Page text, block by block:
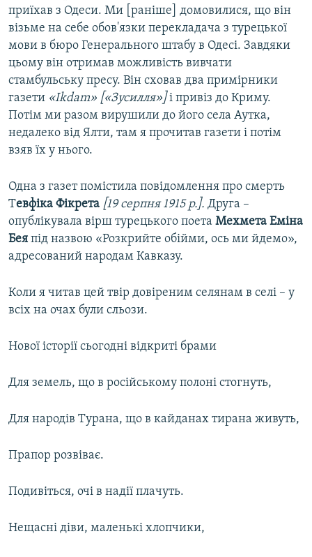
приїхав з Одеси. Ми [раніше] домовилися, що він
візьме на себе обов'язки перекладача з турецької
мови в бюро Генерального штабу в Одесі. Завдяки
цьому він отримав можливість вивчати
стамбульську пресу. Він сховав два примірники
газети «Ikdam» [«Зусилля»]і привіз до Криму.
Потім ми разом вирушили до його села Аутка,
недалеко від Ялти, там я прочитав газети і потім
взяв їх у нього.
Одна з газет помістила повідомлення про смерть
Тевфіка Фікрета [19 серпня 1915 р.]. Друга –
опублікувала вірш турецького поета Мехмета Еміна
Бея під назвою «Розкрийте обійми, ось ми йдемо»,
адресований народам Кавказу.
Коли я читав цей твір довіреним селянам в селі – у
всіх на очах були сльози.
Нової історії сьогодні відкриті брами
Для земель, що в російському полоні стогнуть,
Для народів Турана, що в кайданах тирана живуть,
Прапор розвіває.
Подивіться, очі в надії плачуть.
Нещасні діви, маленькі хлопчики,